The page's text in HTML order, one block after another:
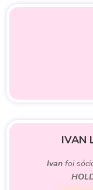
IVAN
Ivanfoi